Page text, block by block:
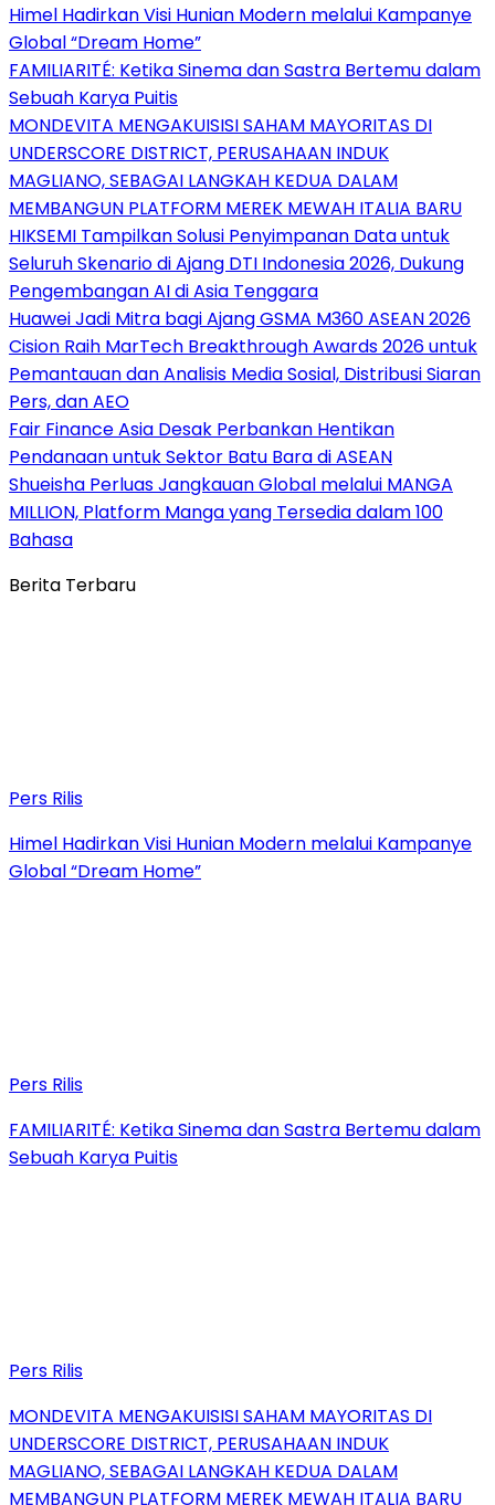
Himel Hadirkan Visi Hunian Modern melalui Kampanye
Global “Dream Home”
FAMILIARITÉ: Ketika Sinema dan Sastra Bertemu dalam
Sebuah Karya Puitis
MONDEVITA MENGAKUISISI SAHAM MAYORITAS DI
UNDERSCORE DISTRICT, PERUSAHAAN INDUK
MAGLIANO, SEBAGAI LANGKAH KEDUA DALAM
MEMBANGUN PLATFORM MEREK MEWAH ITALIA BARU
HIKSEMI Tampilkan Solusi Penyimpanan Data untuk
Seluruh Skenario di Ajang DTI Indonesia 2026, Dukung
Pengembangan AI di Asia Tenggara
Huawei Jadi Mitra bagi Ajang GSMA M360 ASEAN 2026
Cision Raih MarTech Breakthrough Awards 2026 untuk
Pemantauan dan Analisis Media Sosial, Distribusi Siaran
Pers, dan AEO
Fair Finance Asia Desak Perbankan Hentikan
Pendanaan untuk Sektor Batu Bara di ASEAN
Shueisha Perluas Jangkauan Global melalui MANGA
MILLION, Platform Manga yang Tersedia dalam 100
Bahasa
Berita Terbaru
Pers Rilis
Himel Hadirkan Visi Hunian Modern melalui Kampanye
Global “Dream Home”
Pers Rilis
FAMILIARITÉ: Ketika Sinema dan Sastra Bertemu dalam
Sebuah Karya Puitis
Pers Rilis
MONDEVITA MENGAKUISISI SAHAM MAYORITAS DI
UNDERSCORE DISTRICT, PERUSAHAAN INDUK
MAGLIANO, SEBAGAI LANGKAH KEDUA DALAM
MEMBANGUN PLATFORM MEREK MEWAH ITALIA BARU